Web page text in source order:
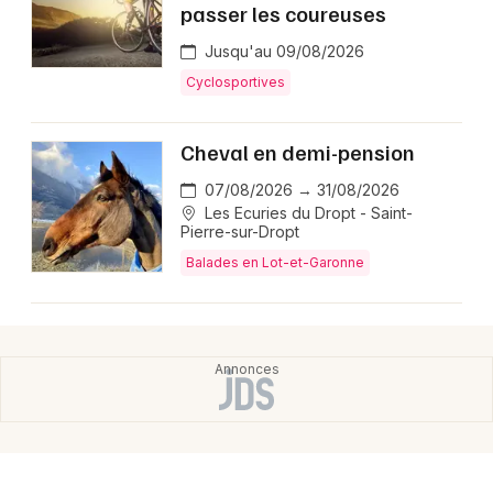
passer les coureuses
Jusqu'au 09/08/2026
Cyclosportives
Cheval en demi-pension
07/08/2026 → 31/08/2026
Les Ecuries du Dropt - Saint-
Pierre-sur-Dropt
Balades en Lot-et-Garonne